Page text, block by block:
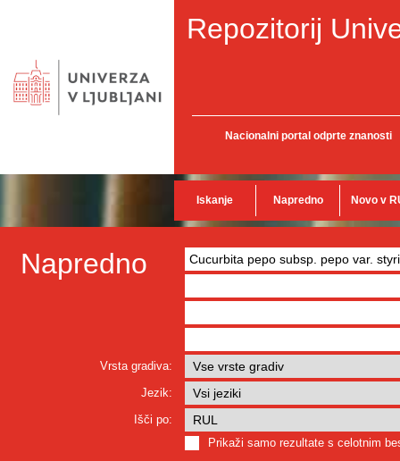
Repozitorij
Nacionalni portal odprte znanosti
Iskanje Napredno Novo v
Napredno
Vrsta gradiva:
Jezik:
Išči po:
Prikaži samo rezultate s celotnim